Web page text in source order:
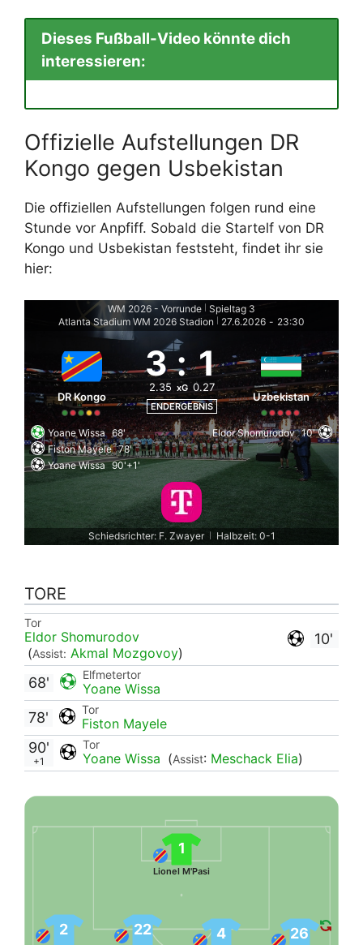
Dieses Fußball-Video könnte dich
interessieren:
Offizielle Aufstellungen DR
Kongo gegen Usbekistan
Die offiziellen Aufstellungen folgen rund eine
Stunde vor Anpfiff. Sobald die Startelf von DR
Kongo und Usbekistan feststeht, findet ihr sie
hier:
WM 2026 - Vorrunde Spieltag 3
Atlanta Stadium WM 2026 Stadion
27.6.2026 - 23:30
DR Kongo
3 : 1
2.35 xG 0.27
ENDERGEBNIS
Uzbekistan
Yoane Wissa 68'
Fiston Mayele 78'
Yoane Wissa 90'+1'
Eldor Shomurodov 10'
Schiedsrichter: F. Zwayer Halbzeit: 0-1
TORE
10'
Tor
Eldor Shomurodov
(Assist: Akmal Mozgovoy)
Elfmetertor
Yoane Wissa
68'
Tor
Fiston Mayele
78'
Tor
Yoane Wissa (Assist: Meschack Elia)
90'
+1
1
Lionel M'Pasi
26
4
22
2